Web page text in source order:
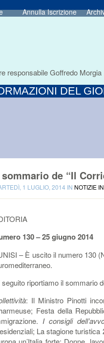
Annulla Iscrizione
responsabile Goffredo Morgia
DEL
de “Il
1 LUGLIO, 2014 IN NOTIZIE
130 – 25 giugno 2014
– È uscito il numero 130
seguito riportiamo il sommario
: Il Ministro Pinotti
Festa della
I consigli
La stagione